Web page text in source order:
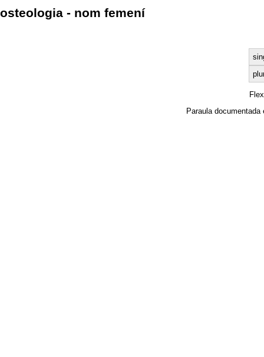
osteologia - nom femení
Paraula